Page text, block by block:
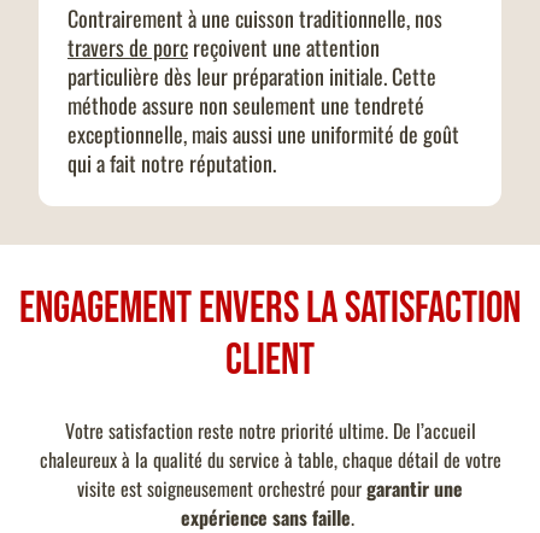
Contrairement à une cuisson traditionnelle, nos
travers de porcreçoivent une attention
particulière dès leur préparation initiale. Cette
méthode assure non seulement une tendreté
exceptionnelle, mais aussi une uniformité de goût
qui a fait notre réputation.
Engagement envers la satisfaction
client
Votre satisfaction reste notre priorité ultime. De l’accueil
chaleureux à la qualité du service à table, chaque détail de votre
visite est soigneusement orchestré pourgarantir une
expérience sans faille.